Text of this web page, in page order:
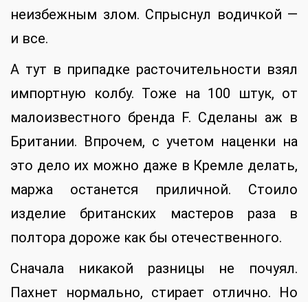
неизбежным злом. Спрыснул водичкой —
и все.
А тут в припадке расточительности взял
импортную колбу. Тоже на 100 штук, от
малоизвестного бренда F. Сделаны аж в
Британии. Впрочем, с учетом наценки на
это дело их можно даже в Кремле делать,
маржа останется приличной. Стоило
изделие британских мастеров раза в
полтора дороже как бы отечественного.
Сначала никакой разницы не почуял.
Пахнет нормально, стирает отлично. Но